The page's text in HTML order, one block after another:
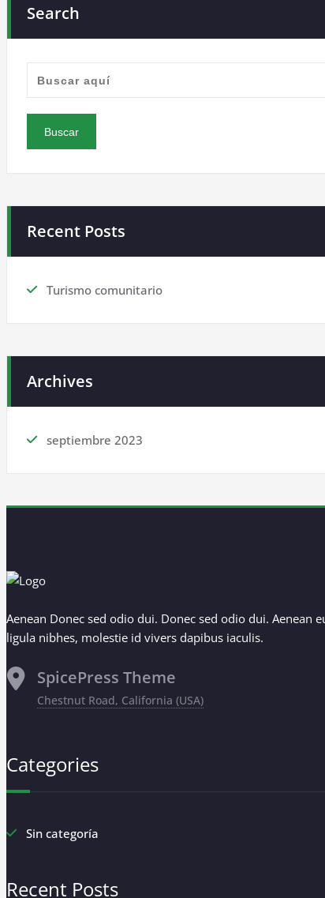
Search
Recent Posts
Turismo comunitario
Archives
septiembre 2023
Aenean Donec sed odio dui. Donec sed odio dui.
ligula nibhes, molestie id vivers dapibus iaculis.
SpicePress Theme
Chestnut Road, California (USA)
Categories
Sin categoría
Recent Posts